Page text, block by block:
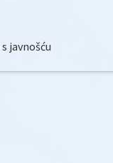
javnošću